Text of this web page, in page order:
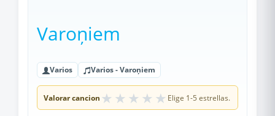
Varoņiem
Varios Varios - Varoņiem
Valorar cancion ★ ★ ★ ★ ★ Elige 1-5 estrellas.